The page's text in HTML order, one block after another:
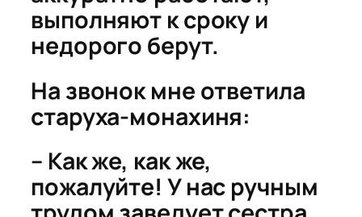
выполняют к сроку и
недорого берут.
На звонок мне ответила
старуха-монахиня:
– Как же, как же,
пожалуйте! У нас ручным